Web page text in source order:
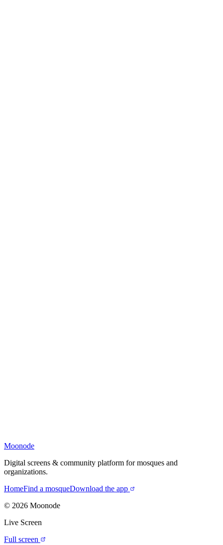
Moonode
Digital screens & community platform for mosques and
organizations.
HomeFind a mosqueDownload the app
© 2026 Moonode
Live Screen
Full screen